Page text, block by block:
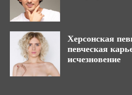
Херсонская
певческая
исчезновение